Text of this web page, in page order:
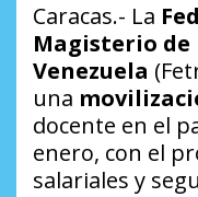
Caracas.- La
Magisterio de
Venezuela
una
docente en el
enero, con el
salariales y